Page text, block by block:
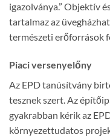
igazolványa.” Objektív
tartalmaz az
természeti erőforrások
Piaci versenyelőny
Az EPD tanúsítvány
tesznek szert. Az
gyakrabban kérik az
környezettudatos